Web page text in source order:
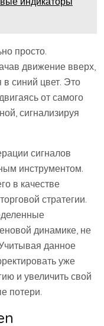
просто.
движение вверх,
синий цвет. Это
от самого
сигнализируя
сигналов
инструментом.
в качестве
стратегии.
динамике, не
данное
уже
и увеличить свой
потери.